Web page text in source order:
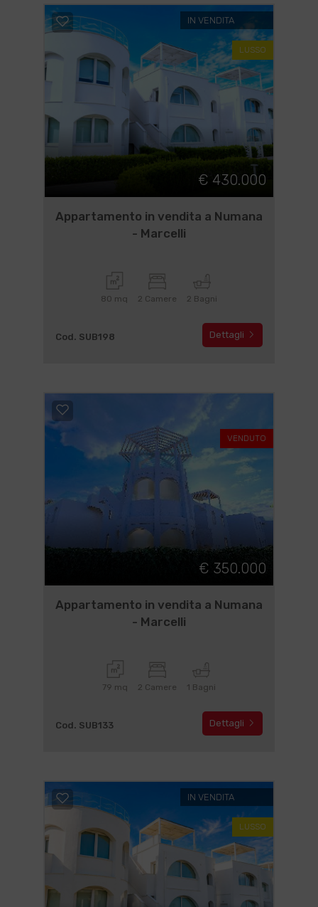
IN VENDITA
LUSSO
€ 430.000
Appartamento in vendita a Numana
- Marcelli
80 mq 2 Camere 2 Bagni
Cod. SUB198 Dettagli
VENDUTO
€ 350.000
Appartamento in vendita a Numana
- Marcelli
79 mq 2 Camere 1 Bagni
Cod. SUB133 Dettagli
IN VENDITA
LUSSO